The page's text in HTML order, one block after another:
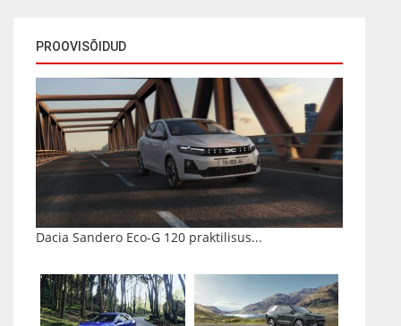
PROOVISÕIDUD
Dacia Sandero Eco-G 120 praktilisus...